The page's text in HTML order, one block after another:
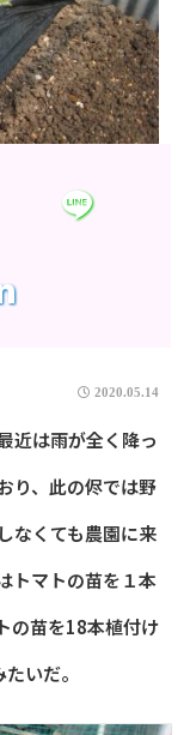
2020.05.14
近は雨が全く降っ
り、此の侭では野
なくても農園に来
トマトの苗を１本
の苗を18本植付け
いだ。